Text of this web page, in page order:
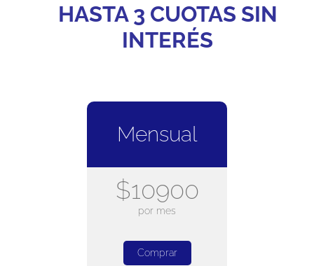
HASTA 3 CUOTAS SIN
INTERÉS
Mensual
$10900
por mes
Comprar